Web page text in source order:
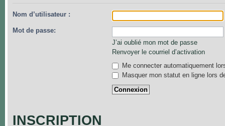
Nom d’utilisateur :
Mot de passe:
J’ai oublié mon mot de passe
Renvoyer le courriel d’activation
Me connecter automatiquement
Masquer mon statut en ligne lors
INSCRIPTION